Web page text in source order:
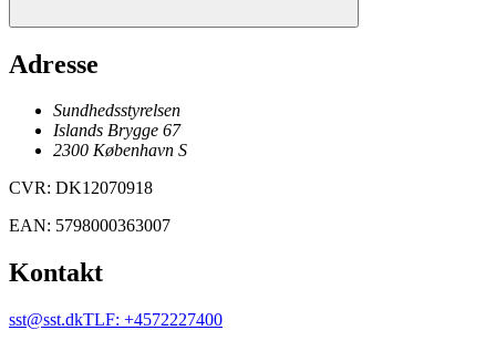
Adresse
Sundhedsstyrelsen
Islands Brygge 67
2300 København S
CVR: DK12070918
EAN: 5798000363007
Kontakt
sst@sst.dkTLF: +4572227400